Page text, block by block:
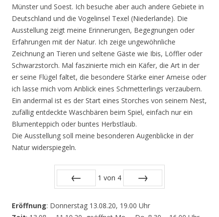
Münster und Soest. Ich besuche aber auch andere Gebiete in
Deutschland und die Vogelinsel Texel (Niederlande). Die
Ausstellung zeigt meine Erinnerungen, Begegnungen oder
Erfahrungen mit der Natur. Ich zeige ungewöhnliche
Zeichnung an Tieren und seltene Gäste wie Ibis, Löffler oder
Schwarzstorch. Mal faszinierte mich ein Käfer, die Art in der
er seine Flügel faltet, die besondere Stärke einer Ameise oder
ich lasse mich vom Anblick eines Schmetterlings verzaubern.
Ein andermal ist es der Start eines Storches von seinem Nest,
zufällig entdeckte Waschbären beim Spiel, einfach nur ein
Blumenteppich oder buntes Herbstlaub.
Die Ausstellung soll meine besonderen Augenblicke in der
Natur widerspiegeln.
1 von 4
Eröffnung: Donnerstag 13.08.20, 19.00 Uhr